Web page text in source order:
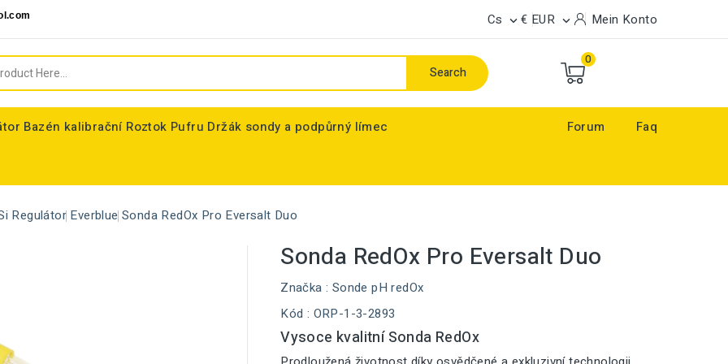
Cs € EUR  Mein Konto
Search
0
Bazén kalibrační Roztok Pufru Držák sondy a podpůrný límec Forum Faq
Regulátor Everblue Sonda RedOx Pro Eversalt Duo
Sonda RedOx Pro Eversalt Duo
Značka : Sonde pH redOx
Kód : ORP-1-3-2893
Vysoce kvalitní Sonda RedOx